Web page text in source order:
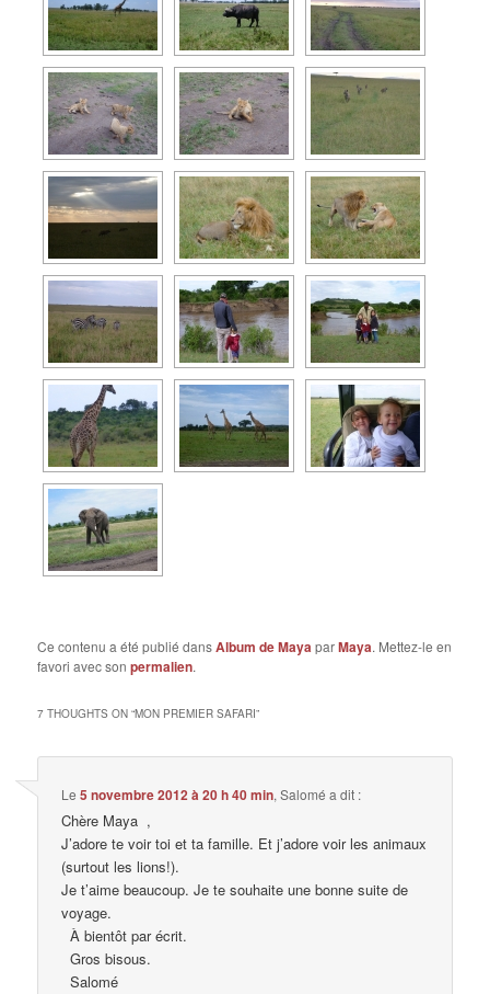
Ce contenu a été publié dansAlbum de MayaparMaya. Mettez-le en
favori avec sonpermalien.
7 THOUGHTS ON “MON PREMIER SAFARI”
Le5 novembre 2012 à 20 h 40 min,Salomé a dit :
Chère Maya ,
J’adore te voir toi et ta famille. Et j’adore voir les animaux
(surtout les lions!).
Je t’aime beaucoup. Je te souhaite une bonne suite de
voyage.
À bientôt par écrit.
Gros bisous.
Salomé